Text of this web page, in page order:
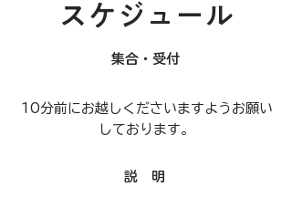
​スケジュール
​集合・受付
​10分前にお越しくださいますようお願い
しております。
説 明